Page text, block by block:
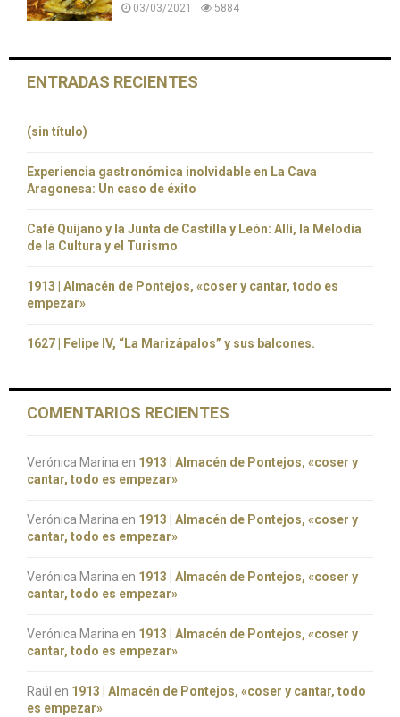
03/03/2021 5884
ENTRADAS RECIENTES
(sin título)
Experiencia gastronómica inolvidable en La Cava
Aragonesa: Un caso de éxito
Café Quijano y la Junta de Castilla y León: Allí, la Melodía
de la Cultura y el Turismo
1913 | Almacén de Pontejos, «coser y cantar, todo es
empezar»
1627 | Felipe IV, “La Marizápalos” y sus balcones.
COMENTARIOS RECIENTES
Verónica Marina en 1913 | Almacén de Pontejos, «coser y
cantar, todo es empezar»
Verónica Marina en 1913 | Almacén de Pontejos, «coser y
cantar, todo es empezar»
Verónica Marina en 1913 | Almacén de Pontejos, «coser y
cantar, todo es empezar»
Verónica Marina en 1913 | Almacén de Pontejos, «coser y
cantar, todo es empezar»
Raúl en 1913 | Almacén de Pontejos, «coser y cantar, todo
es empezar»